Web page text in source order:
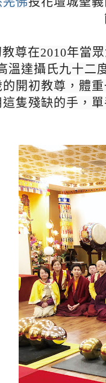
教尊在2010年當
溫達攝氏九十二
的開初教尊，體
這隻殘缺的手，